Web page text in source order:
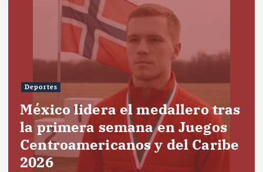
Deportes
México lidera el medallero tras
la primera semana en Juegos
Centroamericanos y del Caribe
2026